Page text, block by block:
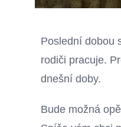
Poslední dobou
rodiči pracuje.
dnešní doby.
Bude možná